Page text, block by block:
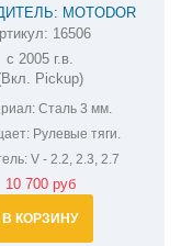
MOTODOR
РУЛЕВЫХ ТЯГ УАЗ
16506
16506
с 2005 г.в.
Pickup)
Сталь 3 мм.
Рулевые тяги.
V - 2.2, 2.3, 2.7
10 700 руб
В КОРЗИНУ